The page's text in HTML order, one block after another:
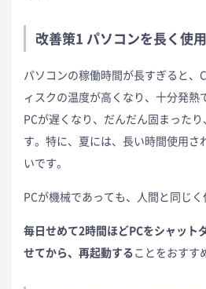
改善策1 パソコンを長く使
パソコンの稼働時間が長すぎると、
ィスクの温度が高くなり、十分発熱
PCが遅くなり、だんだん固まった
す。特に、夏には、長い時間使用さ
いです。
PCが機械であっても、人間と同じく
毎日せめて2時間ほどPCをシャット
せてから、再起動することをおすす